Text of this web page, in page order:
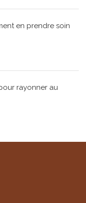
en prendre soin
rayonner au